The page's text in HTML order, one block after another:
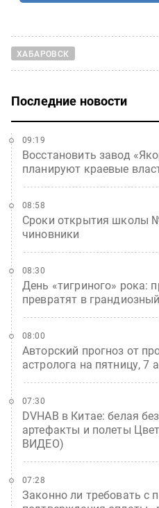
ХАБАРОВСК
Последние новости
Восстановить завод
планируют краевые
09:19
Сроки открытия школы
чиновники
08:58
День «тигриного» рока:
превратят в
08:30
Авторский прогноз от
астролога на пятницу, 7
08:00
DVHAB в Китае: белая
артефакты и полеты
ВИДЕО)
07:30
Законно ли требовать с
07:28